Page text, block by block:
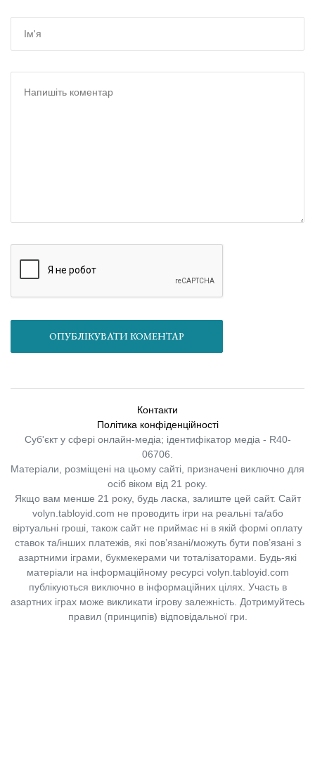
ОПУБЛІКУВАТИ КОМЕНТАР
Контакти
Політика конфіденційності
Суб'єкт у сфері онлайн-медіа; ідентифікатор медіа - R40-
06706.
Матеріали, розміщені на цьому сайті, призначені виключно для
осіб віком від 21 року.
Якщо вам менше 21 року, будь ласка, залиште цей сайт. Сайт
volyn.tabloyid.com не проводить ігри на реальні та/або
віртуальні гроші, також сайт не приймає ні в якій формі оплату
ставок та/інших платежів, які пов’язані/можуть бути пов’язані з
азартними іграми, букмекерами чи тоталізаторами. Будь-які
матеріали на інформаційному ресурсі volyn.tabloyid.com
публікуються виключно в інформаційних цілях. Участь в
азартних іграх може викликати ігрову залежність. Дотримуйтесь
правил (принципів) відповідальної гри.